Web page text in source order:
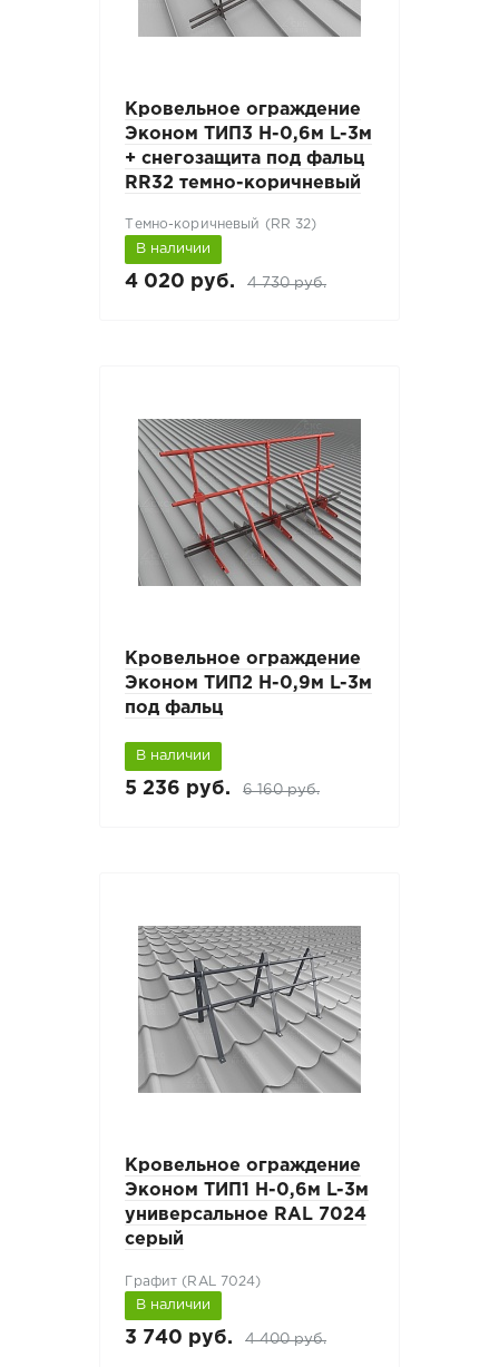
Кровельное ограждение
Эконом ТИП3 H-0,6м L-3м
+ снегозащита под фальц
RR32 темно-коричневый
Темно-коричневый (RR 32)
В наличии
4 020 руб. 4 730 руб.
Кровельное ограждение
Эконом ТИП2 H-0,9м L-3м
под фальц
В наличии
5 236 руб. 6 160 руб.
Кровельное ограждение
Эконом ТИП1 H-0,6м L-3м
универсальное RAL 7024
серый
Графит (RAL 7024)
В наличии
3 740 руб. 4 400 руб.